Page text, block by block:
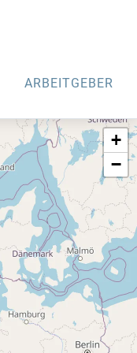
ARBEITGEBER
+
−